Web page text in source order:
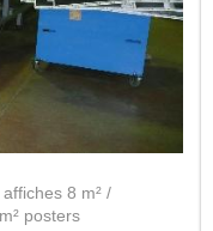
8 m² /
posters